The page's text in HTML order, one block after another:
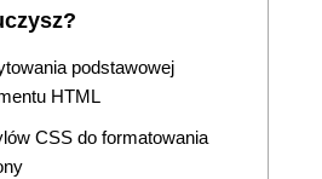
podstawowej
HTML
CSS do formatowania